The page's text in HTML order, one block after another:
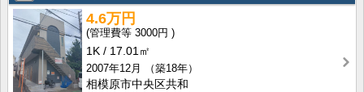
4.6万円
3000円
1K
17.01㎡
2007年12月
（築18年）
相模原市中央区共和